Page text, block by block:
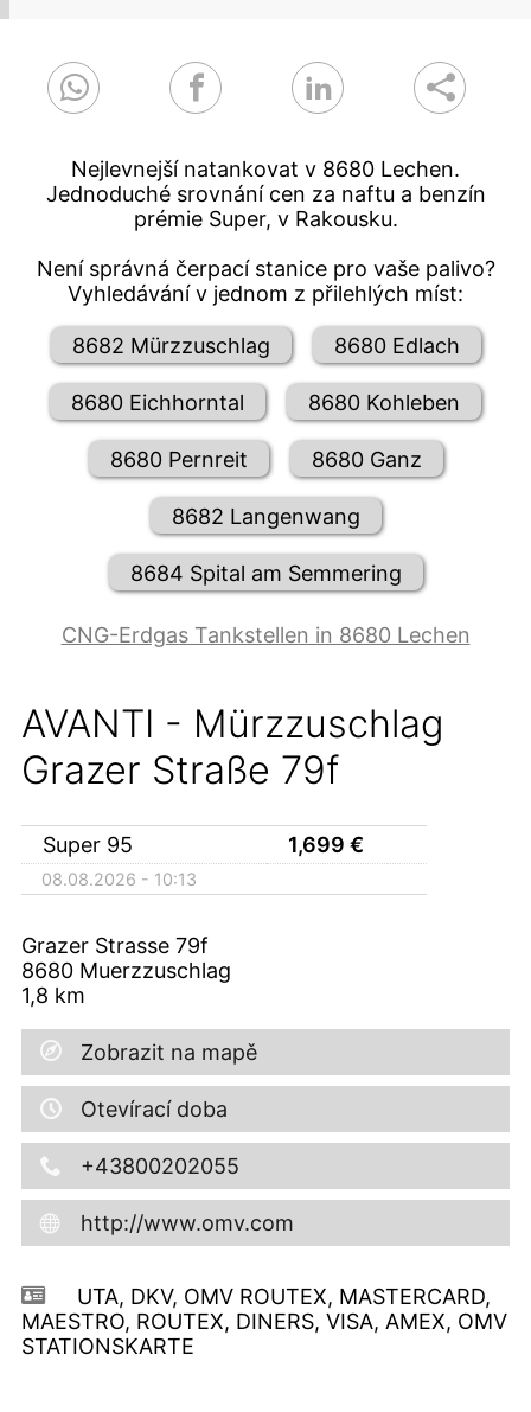
Nejlevnejší natankovat v 8680 Lechen.
Jednoduché srovnání cen za naftu a benzín
prémie Super, v Rakousku.
Není správná čerpací stanice pro vaše palivo?
Vyhledávání v jednom z přilehlých míst:
8682 Mürzzuschlag 8680 Edlach
8680 Eichhorntal 8680 Kohleben
8680 Pernreit 8680 Ganz
8682 Langenwang
8684 Spital am Semmering
CNG-Erdgas Tankstellen in 8680 Lechen
AVANTI - Mürzzuschlag
Grazer Straße 79f
Super 95 1,699 €
08.08.2026 - 10:13
Grazer Strasse 79f
8680 Muerzzuschlag
1,8 km
Zobrazit na mapě
Otevírací doba
+43800202055
http://www.omv.com
UTA, DKV, OMV ROUTEX, MASTERCARD,
MAESTRO, ROUTEX, DINERS, VISA, AMEX, OMV
STATIONSKARTE